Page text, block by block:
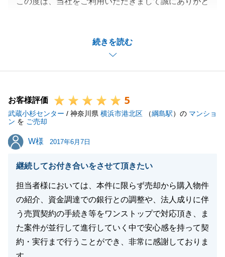
続きを読む
なにより、お部屋をきれいにお使いいただいていたお
かげで、買主様も大変よろこんでおられましたので、
私もよいお取り引きができてよかったと思っておりま
お客様をご紹介いただきましたらまた精一杯対応させ
て頂きます。
今後ともよろしくお願いいたします。
閉じる
お客様評価 5
武蔵小杉センター / 神奈川県 横浜市港北区 （綱島駅）の マンショ
ン を ご売却
W様
W様 2017年6月7日
継続してお付き合いをさせて頂きたい
担当者様においては、本件に限らず売却から購入物件
の紹介、資金調達での銀行との調整や、法人成りに伴
う売買契約の手続き等をワンストップで対応頂き、ま
た案件が並行して進行していく中で安心感を持って契
約・実行まで行うことができ、非常に感謝しておりま